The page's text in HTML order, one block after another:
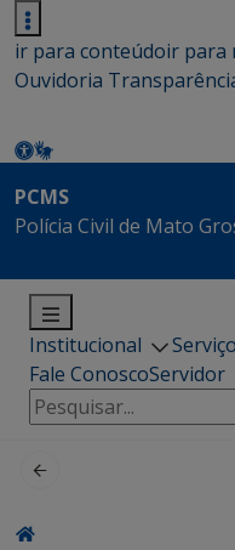
ir para conteúdoir para
Ouvidoria
PCMS
Polícia Civil de Mato
Institucional
Fale ConoscoServidor
Pesquisar
por: